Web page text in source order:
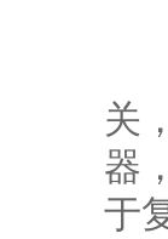
关
器
于